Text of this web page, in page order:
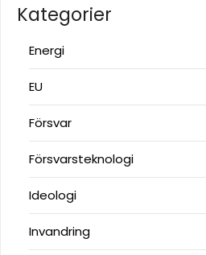
Kategorier
Energi
EU
Försvar
Försvarsteknologi
Ideologi
Invandring